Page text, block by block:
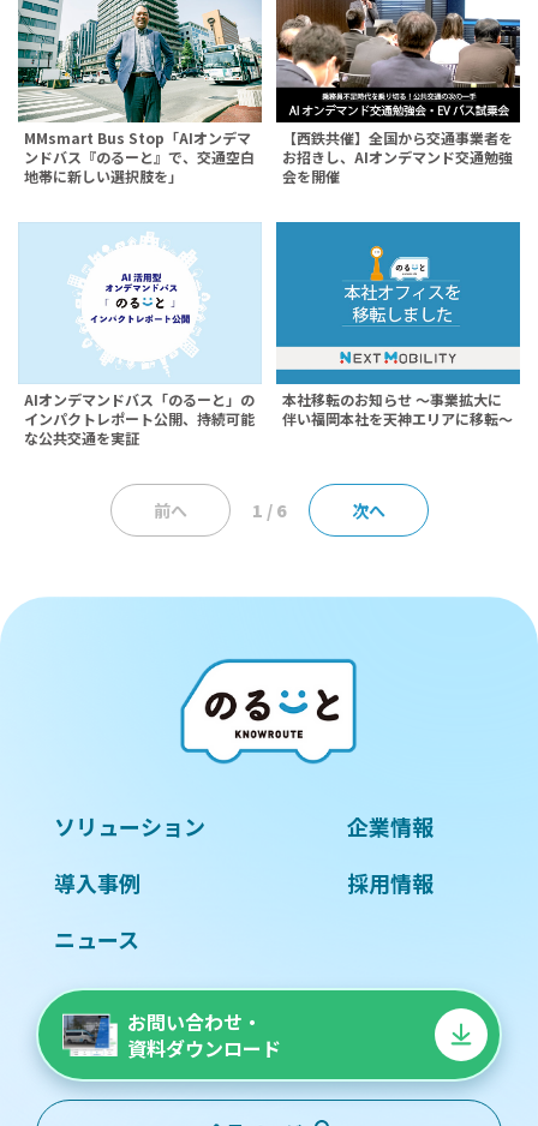
MMsmart Bus Stop「AIオンデマ
ンドバス『のるーと』で、交通空白
地帯に新しい選択肢を」
【西鉄共催】全国から交通事業者を
お招きし、AIオンデマンド交通勉強
会を開催
AIオンデマンドバス「のるーと」の
インパクトレポート公開、持続可能
な公共交通を実証
本社移転のお知らせ ～事業拡大に
伴い福岡本社を天神エリアに移転～
前へ 1 / 6 次へ
ソリューション
導入事例
ニュース
企業情報
採用情報
お問い合わせ・
資料ダウンロード